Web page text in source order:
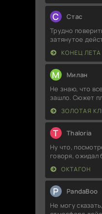
С Стас
Трудно
затянутое
КОНЕЦ ЛЕТА
М Милан
Не знаю, что
зашло. Сюжет
ЗОЛОТАЯ
T Thaloria
Ну что,
говоря,
ОКТАГОН
P PandaBoo
Не могу